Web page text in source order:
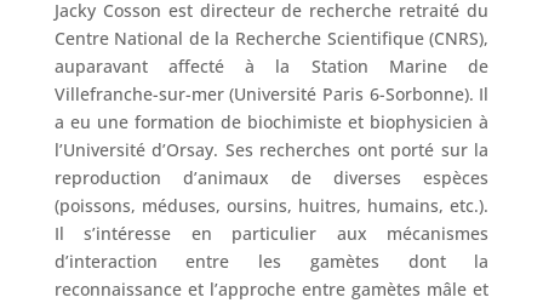
Jacky Cosson est directeur de recherche retraité du
Centre National de la Recherche Scientifique (CNRS),
auparavant affecté à la Station Marine de
Villefranche-sur-mer (Université Paris 6-Sorbonne). Il
a eu une formation de biochimiste et biophysicien à
l’Université d’Orsay. Ses recherches ont porté sur la
reproduction d’animaux de diverses espèces
(poissons, méduses, oursins, huitres, humains, etc.).
Il s’intéresse en particulier aux mécanismes
d’interaction entre les gamètes dont la
reconnaissance et l’approche entre gamètes mâle et